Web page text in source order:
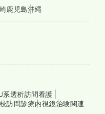
鹿児島沖縄
系透析訪問看護
訪問診療内視鏡治験関連